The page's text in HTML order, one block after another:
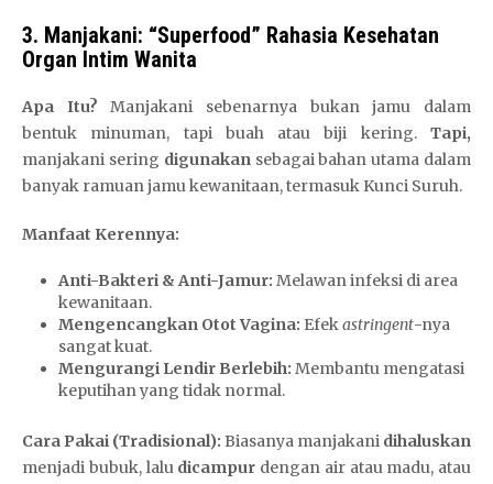
3. Manjakani: “Superfood” Rahasia Kesehatan
Organ Intim Wanita
Apa Itu? Manjakani sebenarnya bukan jamu dalam
bentuk minuman, tapi buah atau biji kering. Tapi,
manjakani sering digunakansebagai bahan utama dalam
banyak ramuan jamu kewanitaan, termasuk Kunci Suruh.
Manfaat Kerennya:
Anti-Bakteri & Anti-Jamur: Melawan infeksi di area
kewanitaan.
Mengencangkan Otot Vagina: Efekastringent-nya
sangat kuat.
Mengurangi Lendir Berlebih: Membantu mengatasi
keputihan yang tidak normal.
Cara Pakai (Tradisional): Biasanya manjakani dihaluskan
menjadi bubuk, lalu dicampur dengan air atau madu, atau